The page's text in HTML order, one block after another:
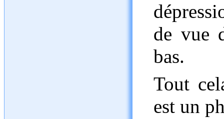
de vue
bas.
Tout
est un